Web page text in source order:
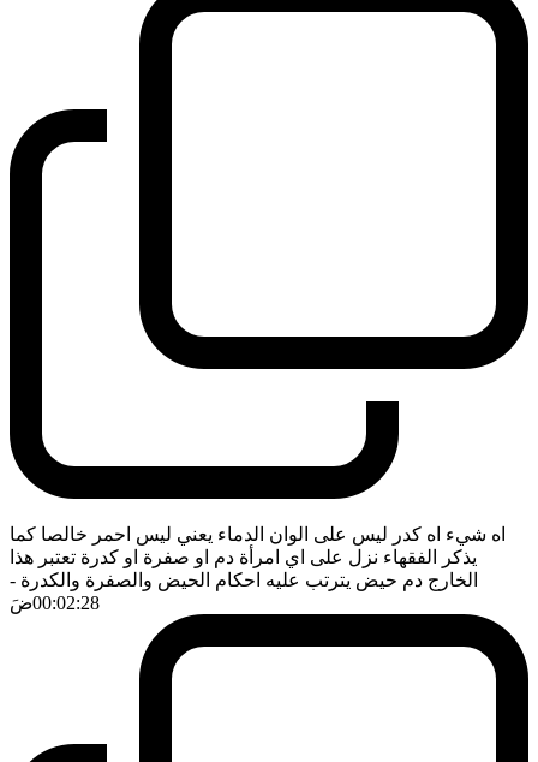
اه شيء اه كدر ليس على الوان الدماء يعني ليس احمر خالصا كما
يذكر الفقهاء نزل على اي امرأة دم او صفرة او كدرة تعتبر هذا
الخارج دم حيض يترتب عليه احكام الحيض والصفرة والكدرة -
00:02:28ضَ